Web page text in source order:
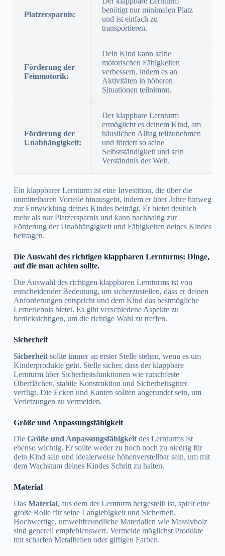
Platzersparnis:
benötigt nur minimalen Platz
und ist einfach zu
transportieren.
Förderung der
Feinmotorik:
Dein Kind kann seine
motorischen Fähigkeiten
verbessern, indem es an
Aktivitäten in höheren
Situationen teilnimmt.
Förderung der
Unabhängigkeit:
Der klappbare Lernturm
ermöglicht es deinem Kind, am
häuslichen Alltag teilzunehmen
und fördert so seine
Selbstständigkeit und sein
Verständnis der Welt.
Ein klappbarer Lernturm ist eine Investition, die über die
unmittelbaren Vorteile hinausgeht, indem er über Jahre hinweg
zur Entwicklung deines Kindes beiträgt. Er bietet deutlich
mehr als nur Platzersparnis und kann nachhaltig zur
Förderung der Unabhängigkeit und Fähigkeiten deines Kindes
beitragen.
Die Auswahl des richtigen klappbaren Lernturms: Dinge,
auf die man achten sollte.
Die Auswahl des richtigen klappbaren Lernturms ist von
entscheidender Bedeutung, um sicherzustellen, dass er deinen
Anforderungen entspricht und dem Kind das bestmögliche
Lernerlebnis bietet. Es gibt verschiedene Aspekte zu
berücksichtigen, um die richtige Wahl zu treffen.
Sicherheit
Sicherheitsollte immer an erster Stelle stehen, wenn es um
Kinderprodukte geht. Stelle sicher, dass der klappbare
Lernturm über Sicherheitsfunktionen wie rutschfeste
Oberflächen, stabile Konstruktion und Sicherheitsgitter
verfügt. Die Ecken und Kanten sollten abgerundet sein, um
Verletzungen zu vermeiden.
Größe und Anpassungsfähigkeit
Die Größe und Anpassungsfähigkeitdes Lernturms ist
ebenso wichtig. Er sollte weder zu hoch noch zu niedrig für
dein Kind sein und idealerweise höhenverstellbar sein, um mit
dem Wachstum deines Kindes Schritt zu halten.
Material
Das Material, aus dem der Lernturm hergestellt ist, spielt eine
große Rolle für seine Langlebigkeit und Sicherheit.
Hochwertige, umweltfreundliche Materialien wie Massivholz
sind generell empfehlenswert. Vermeide möglichst Produkte
mit scharfen Metallteilen oder giftigen Farben.